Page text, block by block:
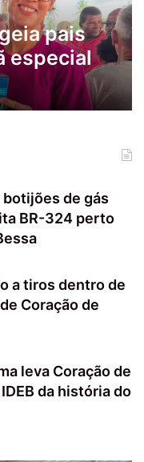
pais
especial
botijões de gás
BR-324 perto
a tiros dentro de
Coração de
leva Coração de
da história do